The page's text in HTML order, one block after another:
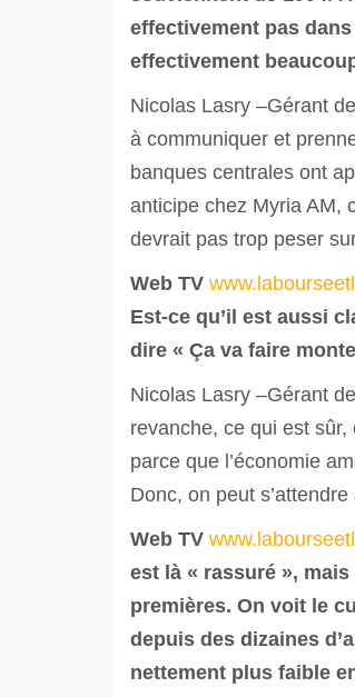
effectivement pas
effectivement
Nicolas Lasry –Gérant
à communiquer et
banques centrales ont
anticipe chez Myria AM,
devrait pas trop peser
Web TV
Est-ce qu’il est aussi
dire « Ça va faire
Nicolas Lasry –Gérant
revanche, ce qui est
parce que l’économie
Donc, on peut
Web TV
est là « rassuré »,
premières. On voit le
depuis des dizaines
nettement plus faible